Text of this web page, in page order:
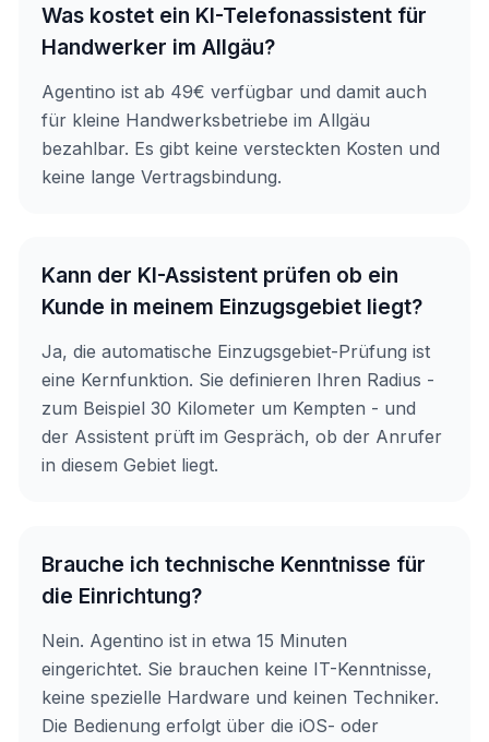
Was kostet ein KI-Telefonassistent für
Handwerker im Allgäu?
Agentino ist ab 49€ verfügbar und damit auch
für kleine Handwerksbetriebe im Allgäu
bezahlbar. Es gibt keine versteckten Kosten und
keine lange Vertragsbindung.
Kann der KI-Assistent prüfen ob ein
Kunde in meinem Einzugsgebiet liegt?
Ja, die automatische Einzugsgebiet-Prüfung ist
eine Kernfunktion. Sie definieren Ihren Radius -
zum Beispiel 30 Kilometer um Kempten - und
der Assistent prüft im Gespräch, ob der Anrufer
in diesem Gebiet liegt.
Brauche ich technische Kenntnisse für
die Einrichtung?
Nein. Agentino ist in etwa 15 Minuten
eingerichtet. Sie brauchen keine IT-Kenntnisse,
keine spezielle Hardware und keinen Techniker.
Die Bedienung erfolgt über die iOS- oder